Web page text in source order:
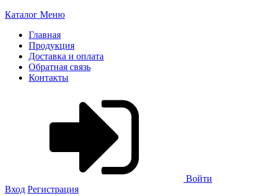
Каталог Меню
Главная
Продукция
Доставка и оплата
Обратная связь
Контакты
Войти
Вход Регистрация